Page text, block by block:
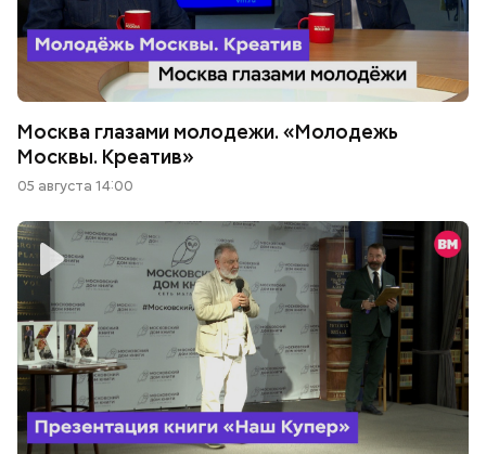
Москва глазами молодежи. «Молодежь
Москвы. Креатив»
05 августа 14:00